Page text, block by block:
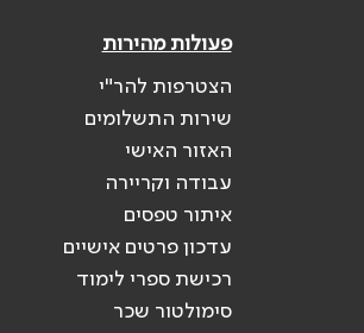
פעולות מהירות
הצטרפות להר"י
שירות התשלומים
האזור האישי
עבודה וקריירה
איתור טפסים
עדכון פרטים אישיים
רכישת ספרי לימוד
סימולטור שכר